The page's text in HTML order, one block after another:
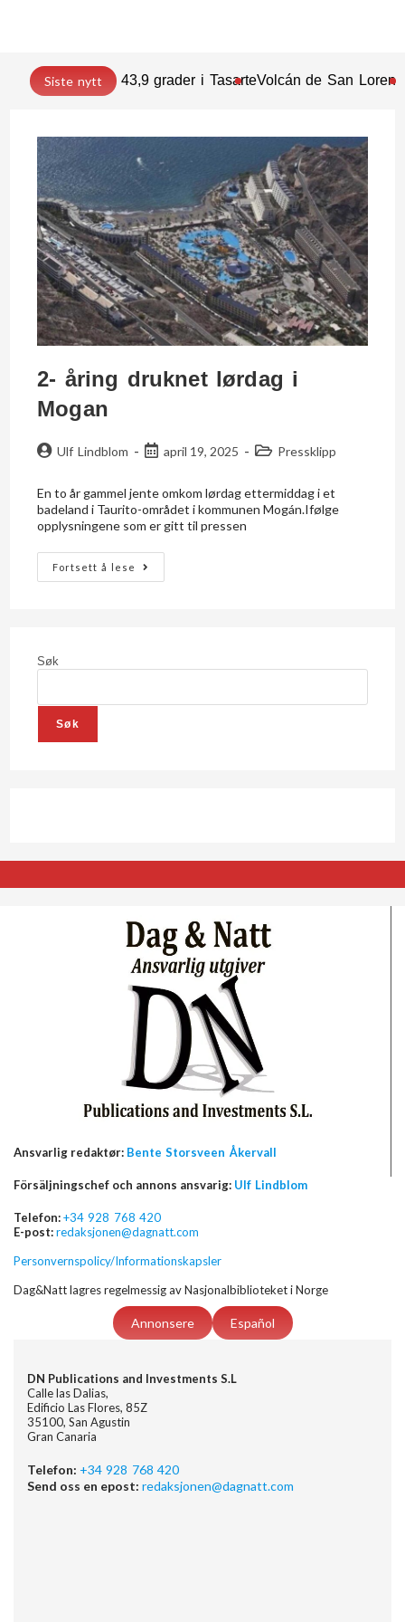
Siste nytt 43,9 grader i TasarteVolcán de San
2- åring druknet lørdag i
Mogan
Ulf Lindblom april 19, 2025 Pressklipp
En to år gammel jente omkom lørdag ettermiddag i et
badeland i Taurito-området i kommunen Mogán.Ifølge
opplysningene som er gitt til pressen
Fortsett å lese
Søk
Søk
Ansvarlig redaktør: Bente Storsveen Åkervall
Försäljningschef och annons ansvarig: Ulf Lindblom
Telefon:+34 928 768 420
E-post:redaksjonen@dagnatt.com
Personvernspolicy/Informationskapsler
Dag&Natt lagres regelmessig av Nasjonalbiblioteket i Norge
Annonsere Español
DN Publications and Investments S.L
Calle las Dalias,
Edificio Las Flores, 85Z
35100, San Agustin
Gran Canaria
Telefon: +34 928 768 420
Send oss en epost: redaksjonen@dagnatt.com